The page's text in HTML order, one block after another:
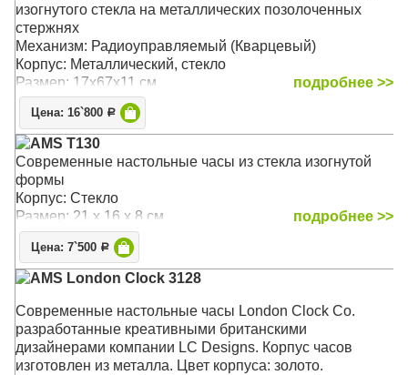
изогнутого стекла на металлических позолоченных
стержнях
Механизм: Радиоуправляемый (Кварцевый)
Корпус: Металлический, стекло
Размер: 17х67х11 см
подробнее >>
Цена: 16`800 Р
AMS T130
Современные настольные часы из стекла изогнутой
формы
Корпус: Стекло
Размер: 21 х 16 х 8 см
подробнее >>
Цена: 7`500 Р
AMS London Clock 3128
Современные настольные часы London Clock Co.
разработанные креативными британскими
дизайнерами компании LC Designs. Корпус часов
изготовлен из металла. Цвет корпуса: золото.